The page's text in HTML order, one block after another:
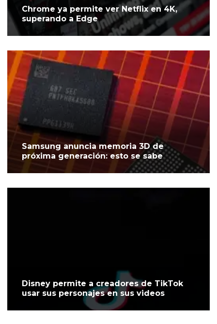
Chrome ya permite ver Netflix en 4K,
superando a Edge
Samsung anuncia memoria 3D de
próxima generación: esto se sabe
Disney permite a creadores de TikTok
usar sus personajes en sus videos